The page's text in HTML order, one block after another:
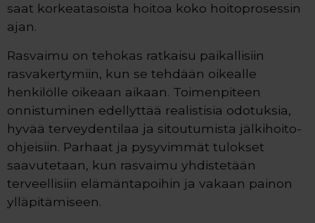
saat korkeatasoista hoitoa koko hoitoprosessin
ajan.
Rasvaimu on tehokas ratkaisu paikallisiin
rasvakertymiin, kun se tehdään oikealle
henkilölle oikeaan aikaan. Toimenpiteen
onnistuminen edellyttää realistisia odotuksia,
hyvää terveydentilaa ja sitoutumista jälkihoito-
ohjeisiin. Parhaat ja pysyvimmät tulokset
saavutetaan, kun rasvaimu yhdistetään
terveellisiin elämäntapoihin ja vakaan painon
ylläpitämiseen.